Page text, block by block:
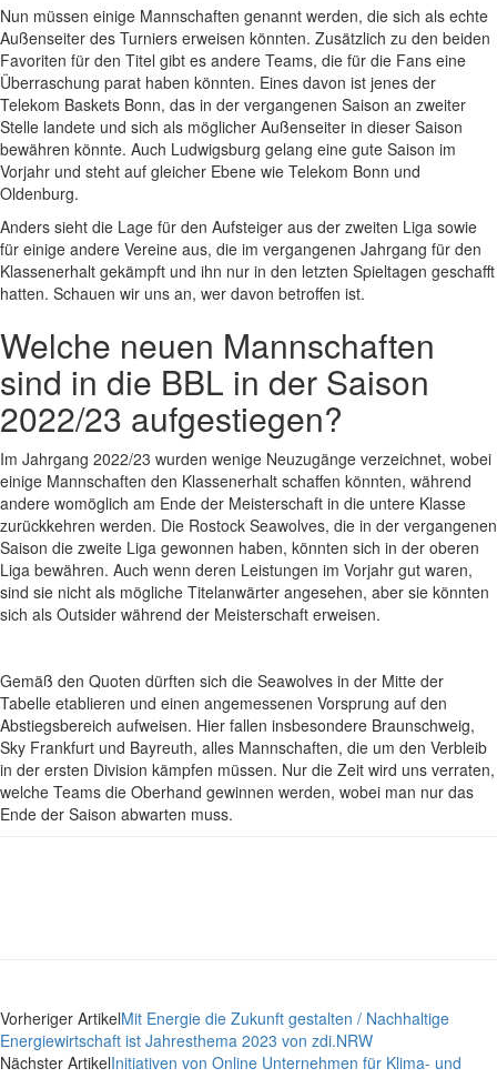
Nun müssen einige Mannschaften genannt werden, die sich als echte
Außenseiter des Turniers erweisen könnten. Zusätzlich zu den beiden
Favoriten für den Titel gibt es andere Teams, die für die Fans eine
Überraschung parat haben könnten. Eines davon ist jenes der
Telekom Baskets Bonn, das in der vergangenen Saison an zweiter
Stelle landete und sich als möglicher Außenseiter in dieser Saison
bewähren könnte. Auch Ludwigsburg gelang eine gute Saison im
Vorjahr und steht auf gleicher Ebene wie Telekom Bonn und
Oldenburg.
Anders sieht die Lage für den Aufsteiger aus der zweiten Liga sowie
für einige andere Vereine aus, die im vergangenen Jahrgang für den
Klassenerhalt gekämpft und ihn nur in den letzten Spieltagen geschafft
hatten. Schauen wir uns an, wer davon betroffen ist.
Welche neuen Mannschaften
sind in die BBL in der Saison
2022/23 aufgestiegen?
Im Jahrgang 2022/23 wurden wenige Neuzugänge verzeichnet, wobei
einige Mannschaften den Klassenerhalt schaffen könnten, während
andere womöglich am Ende der Meisterschaft in die untere Klasse
zurückkehren werden. Die Rostock Seawolves, die in der vergangenen
Saison die zweite Liga gewonnen haben, könnten sich in der oberen
Liga bewähren. Auch wenn deren Leistungen im Vorjahr gut waren,
sind sie nicht als mögliche Titelanwärter angesehen, aber sie könnten
sich als Outsider während der Meisterschaft erweisen.
Gemäß den Quoten dürften sich die Seawolves in der Mitte der
Tabelle etablieren und einen angemessenen Vorsprung auf den
Abstiegsbereich aufweisen. Hier fallen insbesondere Braunschweig,
Sky Frankfurt und Bayreuth, alles Mannschaften, die um den Verbleib
in der ersten Division kämpfen müssen. Nur die Zeit wird uns verraten,
welche Teams die Oberhand gewinnen werden, wobei man nur das
Ende der Saison abwarten muss.
Vorheriger ArtikelMit Energie die Zukunft gestalten / Nachhaltige
Energiewirtschaft ist Jahresthema 2023 von zdi.NRW
Nächster ArtikelInitiativen von Online Unternehmen für Klima- und